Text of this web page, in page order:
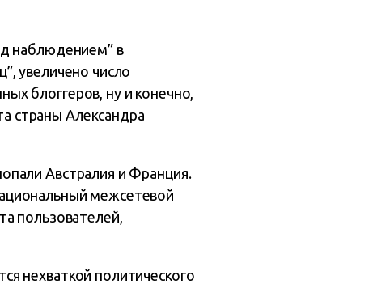
наблюдением” в
увеличено число
блоггеров, ну и конечно,
страны Александра
Австралия и Франция.
межсетевой
пользователей,
нехваткой политического